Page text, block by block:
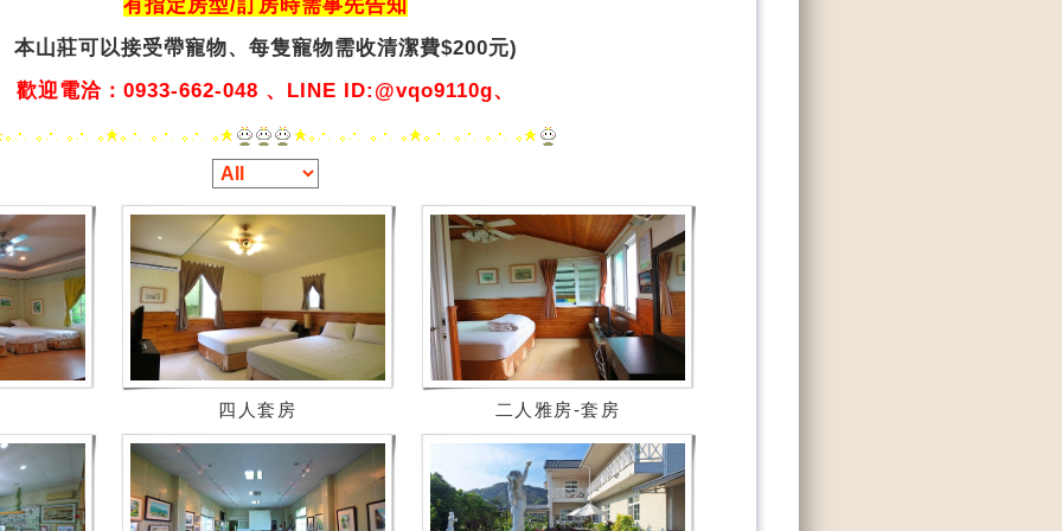
有指定房型/訂房時需事先告知
本山莊可以接受帶寵物、 每隻寵物需收清潔費$200元)
歡迎電洽：0933-662-048 、LINE ID:@vqo9110g、
四人套房 二人雅房-套房